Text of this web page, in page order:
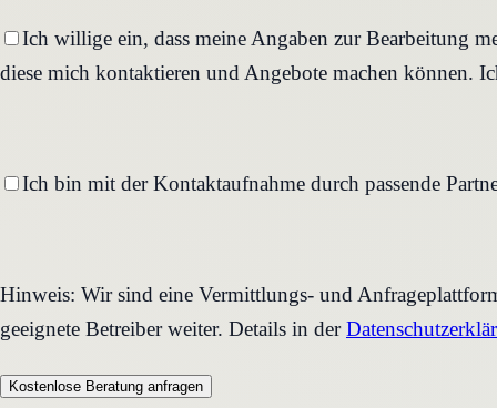
Ich willige ein, dass meine Angaben zur Bearbeitung
diese mich kontaktieren und Angebote machen können.
Ich bin mit der Kontaktaufnahme durch passende
Hinweis: Wir sind eine Vermittlungs- und
geeignete Betreiber weiter. Details in der
Kostenlose Beratung anfragen